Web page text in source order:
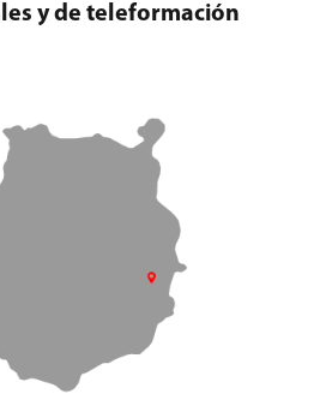
y de teleformación